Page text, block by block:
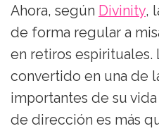
Ahora, según Divinity,
de forma regular a
en retiros espirituales.
convertido en una de
importantes de su
de dirección es más